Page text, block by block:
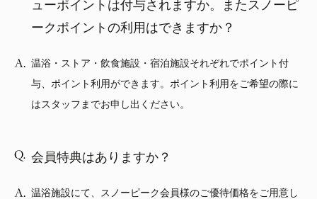
ューポイントは付与されますか。またスノーピ
ークポイントの利用はできますか？
温浴・ストア・飲食施設・宿泊施設それぞれでポイント付
与、ポイント利用ができます。ポイント利用をご希望の際に
はスタッフまでお申し出ください。
会員特典はありますか？
温浴施設にて、スノーピーク会員様のご優待価格をご用意し